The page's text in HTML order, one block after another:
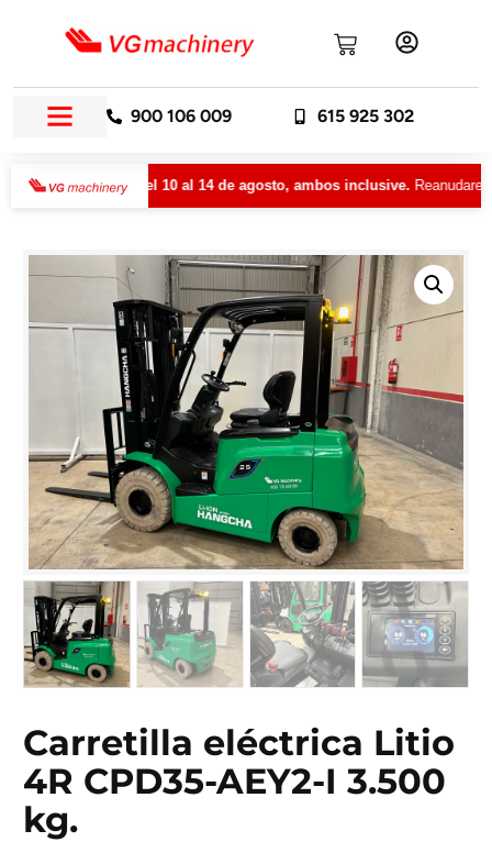
900 106 009 615 925 302
por vacaciones del 10 al 14 de agosto, ambos inclusive.
Carretilla eléctrica Litio
4R CPD35-AEY2-I 3.500
kg.